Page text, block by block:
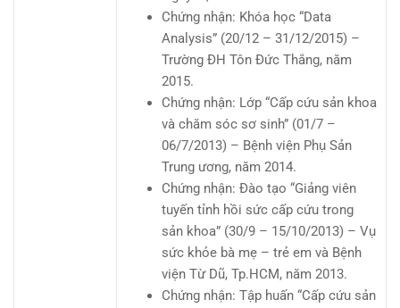
Chứng nhận: Khóa học “Data
Analysis” (20/12 – 31/12/2015) –
Trường ĐH Tôn Đức Thắng, năm
2015.
Chứng nhận: Lớp “Cấp cứu sản khoa
và chăm sóc sơ sinh” (01/7 –
06/7/2013) – Bệnh viện Phụ Sản
Trung ương, năm 2014.
Chứng nhận: Đào tạo “Giảng viên
tuyến tỉnh hồi sức cấp cứu trong
sản khoa” (30/9 – 15/10/2013) – Vụ
sức khỏe bà mẹ – trẻ em và Bệnh
viện Từ Dũ, Tp.HCM, năm 2013.
Chứng nhận: Tập huấn “Cấp cứu sản